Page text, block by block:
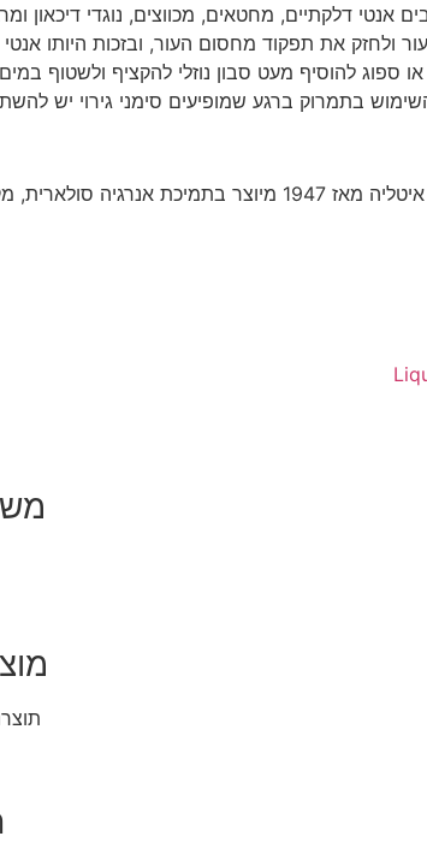
אנטי דלקתיים, מחטאים, מכווצים, נוגדי דיכאון
ספוג להוסיף מעט סבון נוזלי להקציף ולשטוף
בתמרוק ברגע שמופיעים סימני גירוי יש
שיעזור להציל את הכדור.